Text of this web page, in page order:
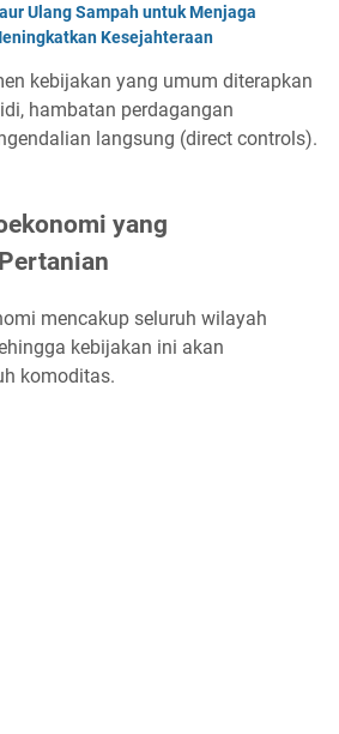
Ulang Sampah untuk Menjaga
Kesejahteraan
kebijakan yang umum diterapkan
hambatan perdagangan
langsung (direct controls).
yang
mencakup seluruh wilayah
kebijakan ini akan
komoditas.